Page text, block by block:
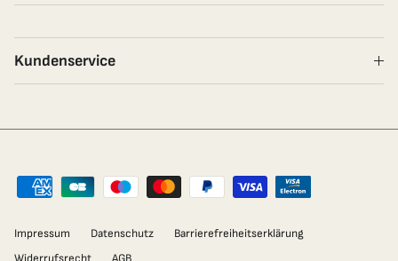
Kundenservice
Impressum Datenschutz
Barrierefreiheitserklärung